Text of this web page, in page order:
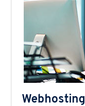
Webhosting